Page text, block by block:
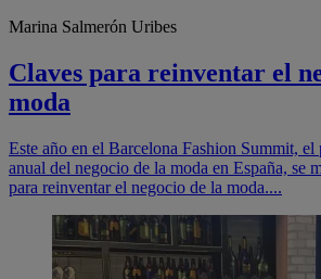
Marina Salmerón Uribes
Claves para reinventar el
moda
Este año en el Barcelona Fashion Summit,
anual del negocio de la moda en España, se
para reinventar el negocio de la moda....